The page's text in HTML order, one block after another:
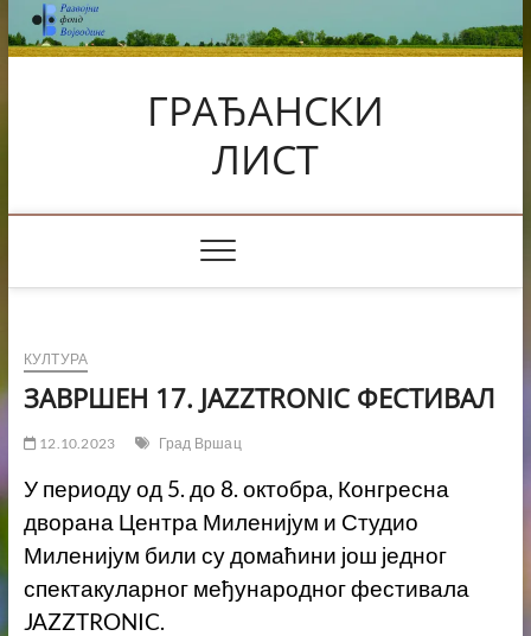
Skip
to
content
ГРАЂАНСКИ
ЛИСТ
КУЛТУРА
ЗАВРШЕН 17. ЈAZZTRONIC ФЕСТИВАЛ
12.10.2023 Град Вршац
У периоду од 5. до 8. октобра, Конгресна
дворана Центра Миленијум и Студио
Миленијум били су домаћини још једног
спектакуларног међународног фестивала
JAZZTRONIC.